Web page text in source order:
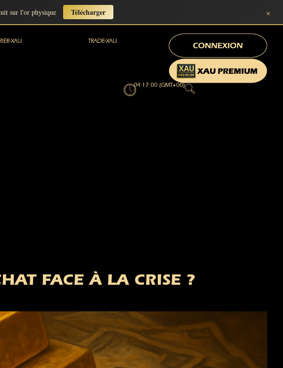
sur l'or physique Télécharger ×
XAU TRADE-XAU
04:17:01 (GMT+00)
FACE À LA CRISE ?